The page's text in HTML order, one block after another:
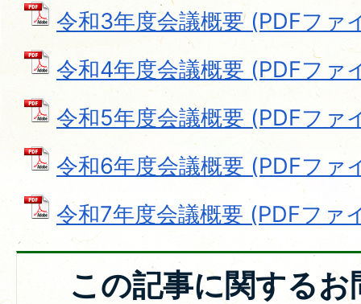
令和3年度会議概要 (PDFファ
令和4年度会議概要 (PDFファ
令和5年度会議概要 (PDFファ
令和6年度会議概要 (PDFファ
令和7年度会議概要 (PDFファ
この記事に関する